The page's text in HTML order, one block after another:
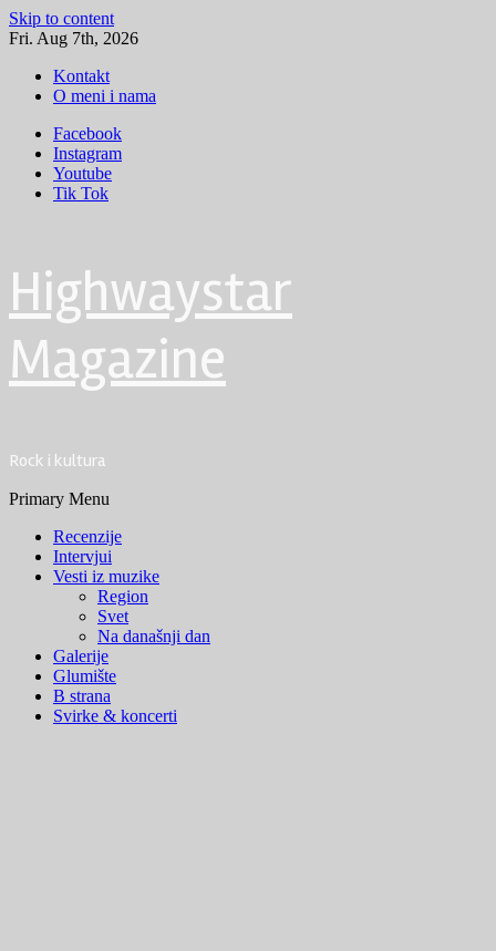
Skip to content
Fri. Aug 7th, 2026
Kontakt
O meni i nama
Facebook
Instagram
Youtube
Tik Tok
Highwaystar
Magazine
Rock i kultura
Primary Menu
Recenzije
Intervjui
Vesti iz muzike
Region
Svet
Na današnji dan
Galerije
Glumište
B strana
Svirke & koncerti